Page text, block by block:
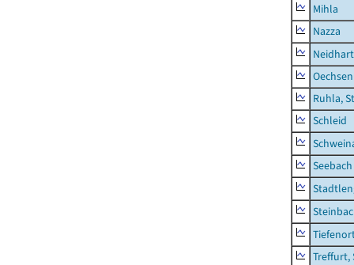
Mihla
Nazza
Oechsen
Ruhla,
Schleid
Seebach
Treffurt,